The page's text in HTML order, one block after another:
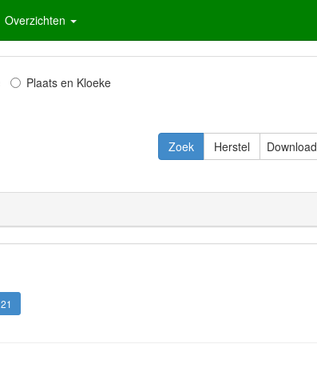
Overzichten
Plaats en Kloeke
Zoek Herstel Download
21